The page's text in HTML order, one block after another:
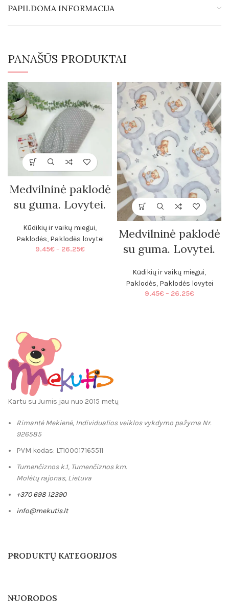
PAPILDOMA INFORMACIJA
PANAŠŪS PRODUKTAI
Medvilninė paklodė
su guma. Lovytei.
Kūdikių ir vaikų miegui,
Paklodės, Paklodės lovytei
9.45€ – 26.25€Price
Medvilninė paklodė
su guma. Lovytei.
Kūdikių ir vaikų miegui,
Paklodės, Paklodės lovytei
9.45€ – 26.25€Price
Kartu su Jumis jau nuo 2015 metų
Rimantė Mekienė, Individualios veiklos vykdymo pažyma Nr.
926585
PVM kodas: LT100017165511
Tumenčiznos k.1, Tumenčiznos km.
Molėtų rajonas, Lietuva
+370 698 12390
info@mekutis.lt
PRODUKTŲ KATEGORIJOS
NUORODOS